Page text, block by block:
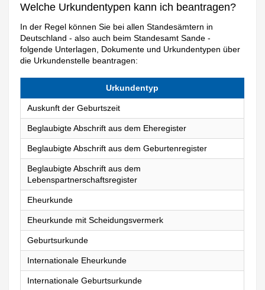
Welche Urkundentypen kann ich beantragen?
In der Regel können Sie bei allen Standesämtern in
Deutschland - also auch beim Standesamt Sande -
folgende Unterlagen, Dokumente und Urkundentypen über
die Urkundenstelle beantragen:
Urkundentyp
Auskunft der Geburtszeit
Beglaubigte Abschrift aus dem Eheregister
Beglaubigte Abschrift aus dem Geburtenregister
Beglaubigte Abschrift aus dem
Lebenspartnerschaftsregister
Eheurkunde
Eheurkunde mit Scheidungsvermerk
Geburtsurkunde
Internationale Eheurkunde
Internationale Geburtsurkunde